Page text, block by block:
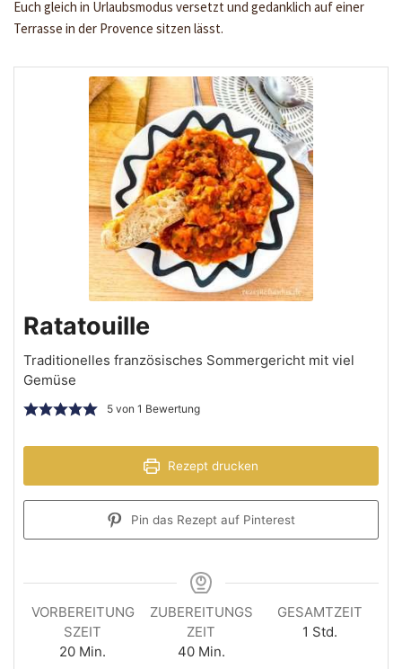
Euch gleich in Urlaubsmodus versetzt und gedanklich auf einer
Terrasse in der Provence sitzen lässt.
Ratatouille
Traditionelles französisches Sommergericht mit viel
Gemüse
5von 1 Bewertung
Rezept drucken
Pin das Rezept auf Pinterest
VORBEREITUNG
SZEIT
20 Min.
ZUBEREITUNGS
ZEIT
40 Min.
GESAMTZEIT
1 Std.